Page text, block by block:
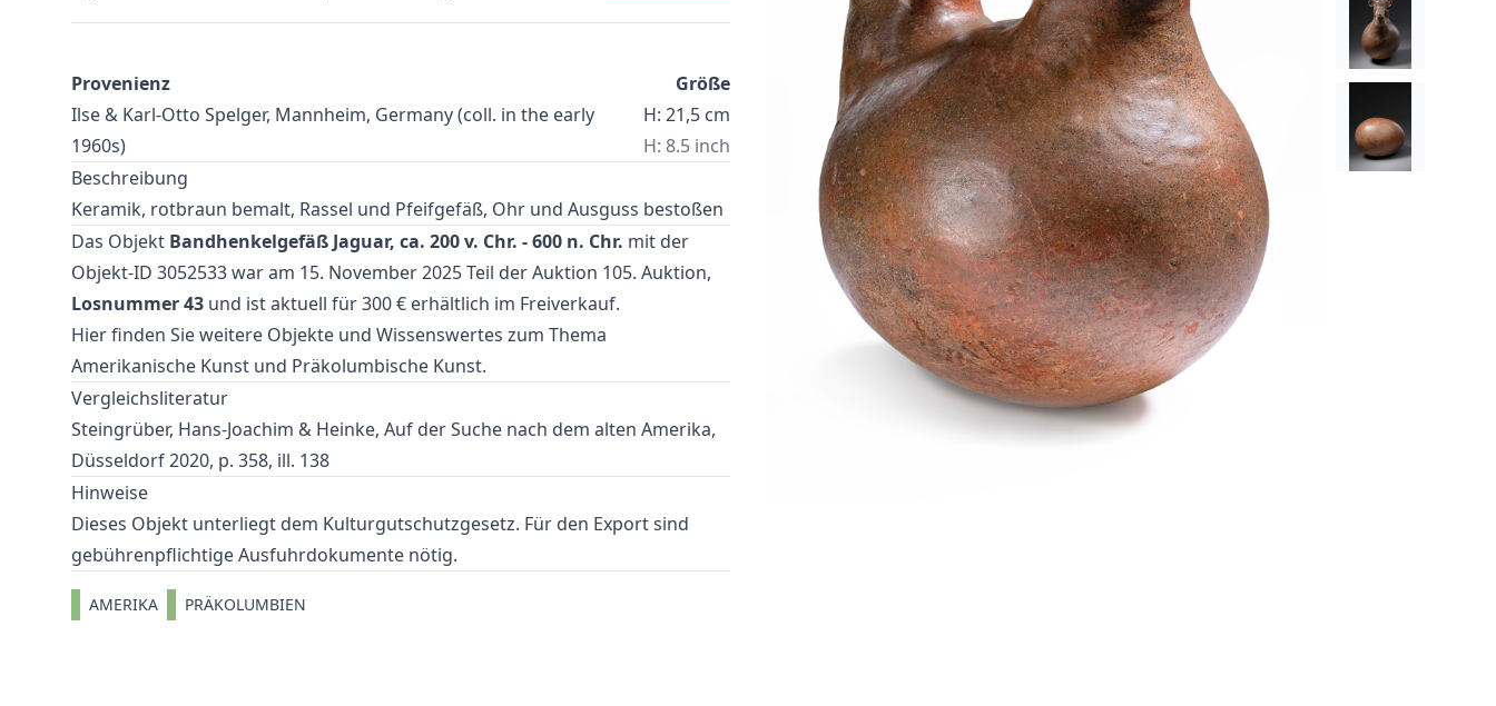
Provenienz
Ilse & Karl-Otto Spelger, Mannheim, Germany (coll. in the early
1960s)
Größe
H: 21,5 cm
H: 8.5 inch
Beschreibung
Keramik, rotbraun bemalt, Rassel und Pfeifgefäß, Ohr und Ausguss bestoßen
Das Objekt Bandhenkelgefäß Jaguar, ca. 200 v. Chr. - 600 n. Chr. mit der
Objekt-ID 3052533 war am 15. November 2025 Teil der Auktion 105. Auktion,
Losnummer 43 und ist aktuell für 300 € erhältlich im Freiverkauf.
Hier finden Sie weitere Objekte und Wissenswertes zum Thema
Amerikanische Kunst und Präkolumbische Kunst.
Vergleichsliteratur
Steingrüber, Hans-Joachim & Heinke, Auf der Suche nach dem alten Amerika,
Düsseldorf 2020, p. 358, ill. 138
Hinweise
Dieses Objekt unterliegt dem Kulturgutschutzgesetz. Für den Export sind
gebührenpflichtige Ausfuhrdokumente nötig.
AMERIKA PRÄKOLUMBIEN